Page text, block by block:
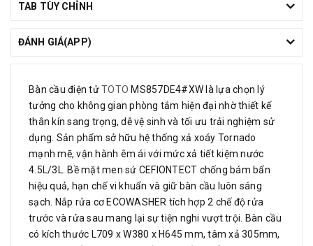
TAB TÙY CHỈNH
ĐÁNH GIÁ(APP)
Bàn cầu điện tửTOTO MS857DE4#XW là lựa chọn lý
tưởng cho không gian phòng tắm hiện đại nhờ thiết kế
thân kín sang trọng, dễ vệ sinh và tối ưu trải nghiệm sử
dụng. Sản phẩm sở hữu hệ thống xả xoáy Tornado
mạnh mẽ, vận hành êm ái với mức xả tiết kiệm nước
4.5L/3L. Bề mặt men sứ CEFIONTECT chống bám bẩn
hiệu quả, hạn chế vi khuẩn và giữ bàn cầu luôn sáng
sạch. Nắp rửa cơ ECOWASHER tích hợp 2 chế độ rửa
trước và rửa sau mang lại sự tiện nghi vượt trội. Bàn cầu
có kích thước L709 x W380 x H645 mm, tâm xả 305mm,